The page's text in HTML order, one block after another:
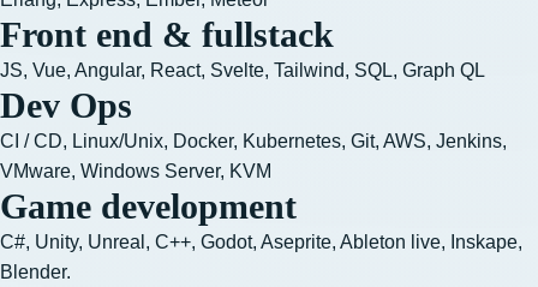
Front end & fullstack
JS, Vue, Angular, React, Svelte, Tailwind, SQL, Graph QL
Dev Ops
CI / CD, Linux/Unix, Docker, Kubernetes, Git, AWS, Jenkins,
VMware, Windows Server, KVM
Game development
C#, Unity, Unreal, C++, Godot, Aseprite, Ableton live, Inskape,
Blender.